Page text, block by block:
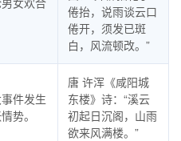
倦抬，说雨谈云口
倦开，须发已斑
白，风流顿改。”
件发生
势。
唐 许浑《咸阳城
东楼》诗：“溪云
初起日沉阁，山雨
欲来风满楼。”